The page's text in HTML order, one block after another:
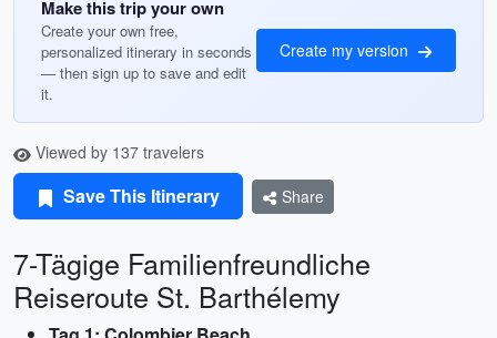
Make this trip your own
Create your own free,
personalized itinerary in seconds
— then sign up to save and edit
it.
Create my version
Viewed by 137 travelers
Save This Itinerary Share
7-Tägige Familienfreundliche
Reiseroute St. Barthélemy